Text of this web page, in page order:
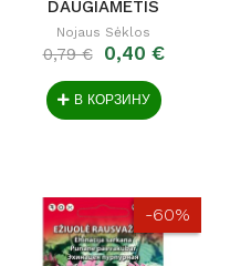
DAUGIAMETIS
Nojaus Sėklos
0,79 € 0,40 €
В КОРЗИНУ
-60%